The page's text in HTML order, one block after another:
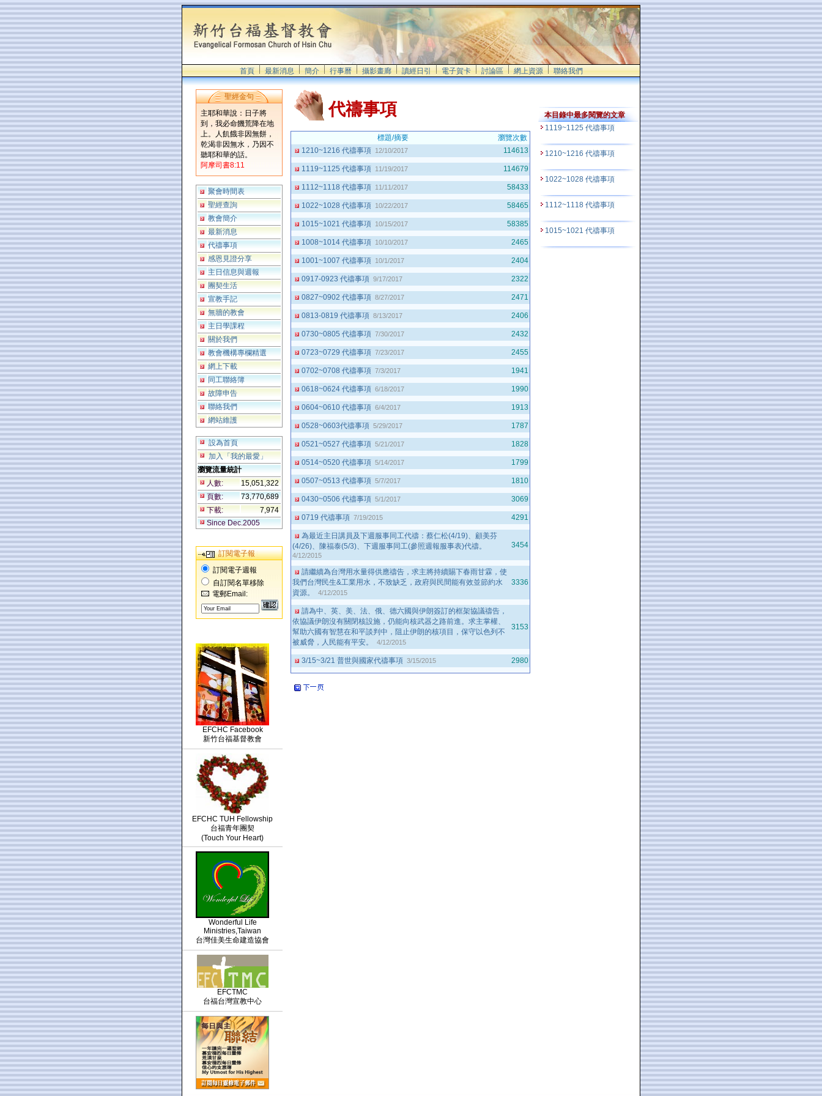
首頁 最新消息 簡介 行事曆 攝影畫廊 讀經日引 電子賀卡 討論區 網上資源 聯絡我們
聖經金句
主耶和華說：日子將
到，我必命饑荒降在地
上。人飢餓非因無餅，
乾渴非因無水，乃因不
聽耶和華的話。
阿摩司書8:11
聚會時間表
聖經查詢
教會簡介
最新消息
代禱事項
感恩見證分享
主日信息與週報
團契生活
宣教手記
無牆的教會
主日學課程
關於我們
教會機構專欄精選
網上下載
同工聯絡簿
故障申告
聯絡我們
網站維護
設為首頁
加入「我的最愛」
瀏覽流量統計
人數:
15,051,322
頁數:
73,770,689
下載:
7,974
Since Dec.2005
訂閱電子報
訂閱電子週報
自訂閱名單移除
電郵Email:
EFCHC Facebook
新竹台福基督教會
EFCHC TUH Fellowship
台福青年團契
(Touch Your Heart)
Wonderful Life
Ministries,Taiwan
台灣佳美生命建造協會
EFCTMC
台福台灣宣教中心
代禱事項
標題/摘要
瀏覽次數
1210~1216 代禱事項 12/10/2017 114613
1119~1125 代禱事項 11/19/2017 114679
1112~1118 代禱事項 11/11/2017 58433
1022~1028 代禱事項 10/22/2017 58465
1015~1021 代禱事項 10/15/2017 58385
1008~1014 代禱事項 10/10/2017 2465
1001~1007 代禱事項 10/1/2017 2404
0917-0923 代禱事項 9/17/2017 2322
0827~0902 代禱事項 8/27/2017 2471
0813-0819 代禱事項 8/13/2017 2406
0730~0805 代禱事項 7/30/2017 2432
0723~0729 代禱事項 7/23/2017 2455
0702~0708 代禱事項 7/3/2017 1941
0618~0624 代禱事項 6/18/2017 1990
0604~0610 代禱事項 6/4/2017 1913
0528~0603代禱事項 5/29/2017 1787
0521~0527 代禱事項 5/21/2017 1828
0514~0520 代禱事項 5/14/2017 1799
0507~0513 代禱事項 5/7/2017 1810
0430~0506 代禱事項 5/1/2017 3069
0719 代禱事項 7/19/2015 4291
為最近主日講員及下週服事同工代禱：蔡仁松(4/19)、顧美芬
(4/26)、陳福泰(5/3)、下週服事同工(參照週報服事表)代禱。
4/12/2015
3454
請繼續為台灣用水量得供應禱告，求主將持續賜下春雨甘霖，使
我們台灣民生&工業用水，不致缺乏，政府與民間能有效並節約水
資源。
4/12/2015
3336
請為中、英、美、法、俄、德六國與伊朗簽訂的框架協議禱告，
依協議伊朗沒有關閉核設施，仍能向核武器之路前進。求主掌權、
幫助六國有智慧在和平談判中，阻止伊朗的核項目，保守以色列不
被威脅，人民能有平安。
4/12/2015
3153
3/15~3/21 普世與國家代禱事項 3/15/2015 2980
本目錄中最多閱覽的文章
1119~1125 代禱事項
1210~1216 代禱事項
1022~1028 代禱事項
1112~1118 代禱事項
1015~1021 代禱事項